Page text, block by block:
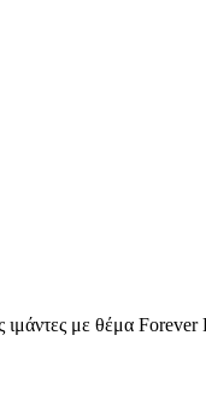
ιμάντες με θέμα